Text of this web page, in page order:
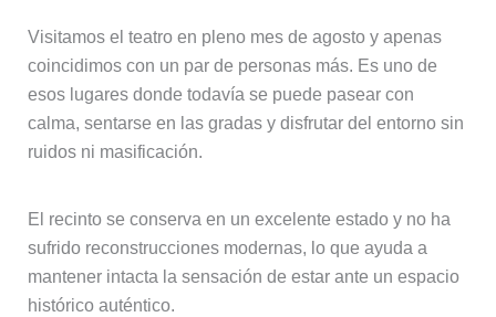
Visitamos el teatro en pleno mes de agosto y apenas
coincidimos con un par de personas más. Es uno de
esos lugares donde todavía se puede pasear con
calma, sentarse en las gradas y disfrutar del entorno sin
ruidos ni masificación.
El recinto se conserva en un excelente estado y no ha
sufrido reconstrucciones modernas, lo que ayuda a
mantener intacta la sensación de estar ante un espacio
histórico auténtico.